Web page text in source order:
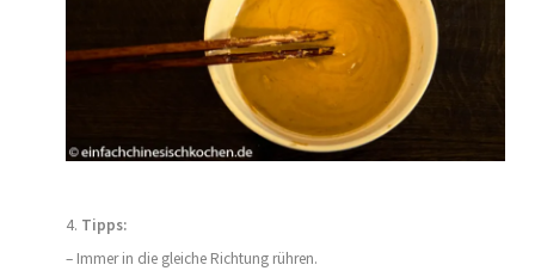
4. Tipps:
– Immer in die gleiche Richtung rühren.